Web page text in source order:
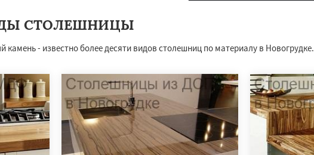
СТОЛЕШНИЦЫ
- известно более десяти видов столешниц по материалу в Новогрудке.